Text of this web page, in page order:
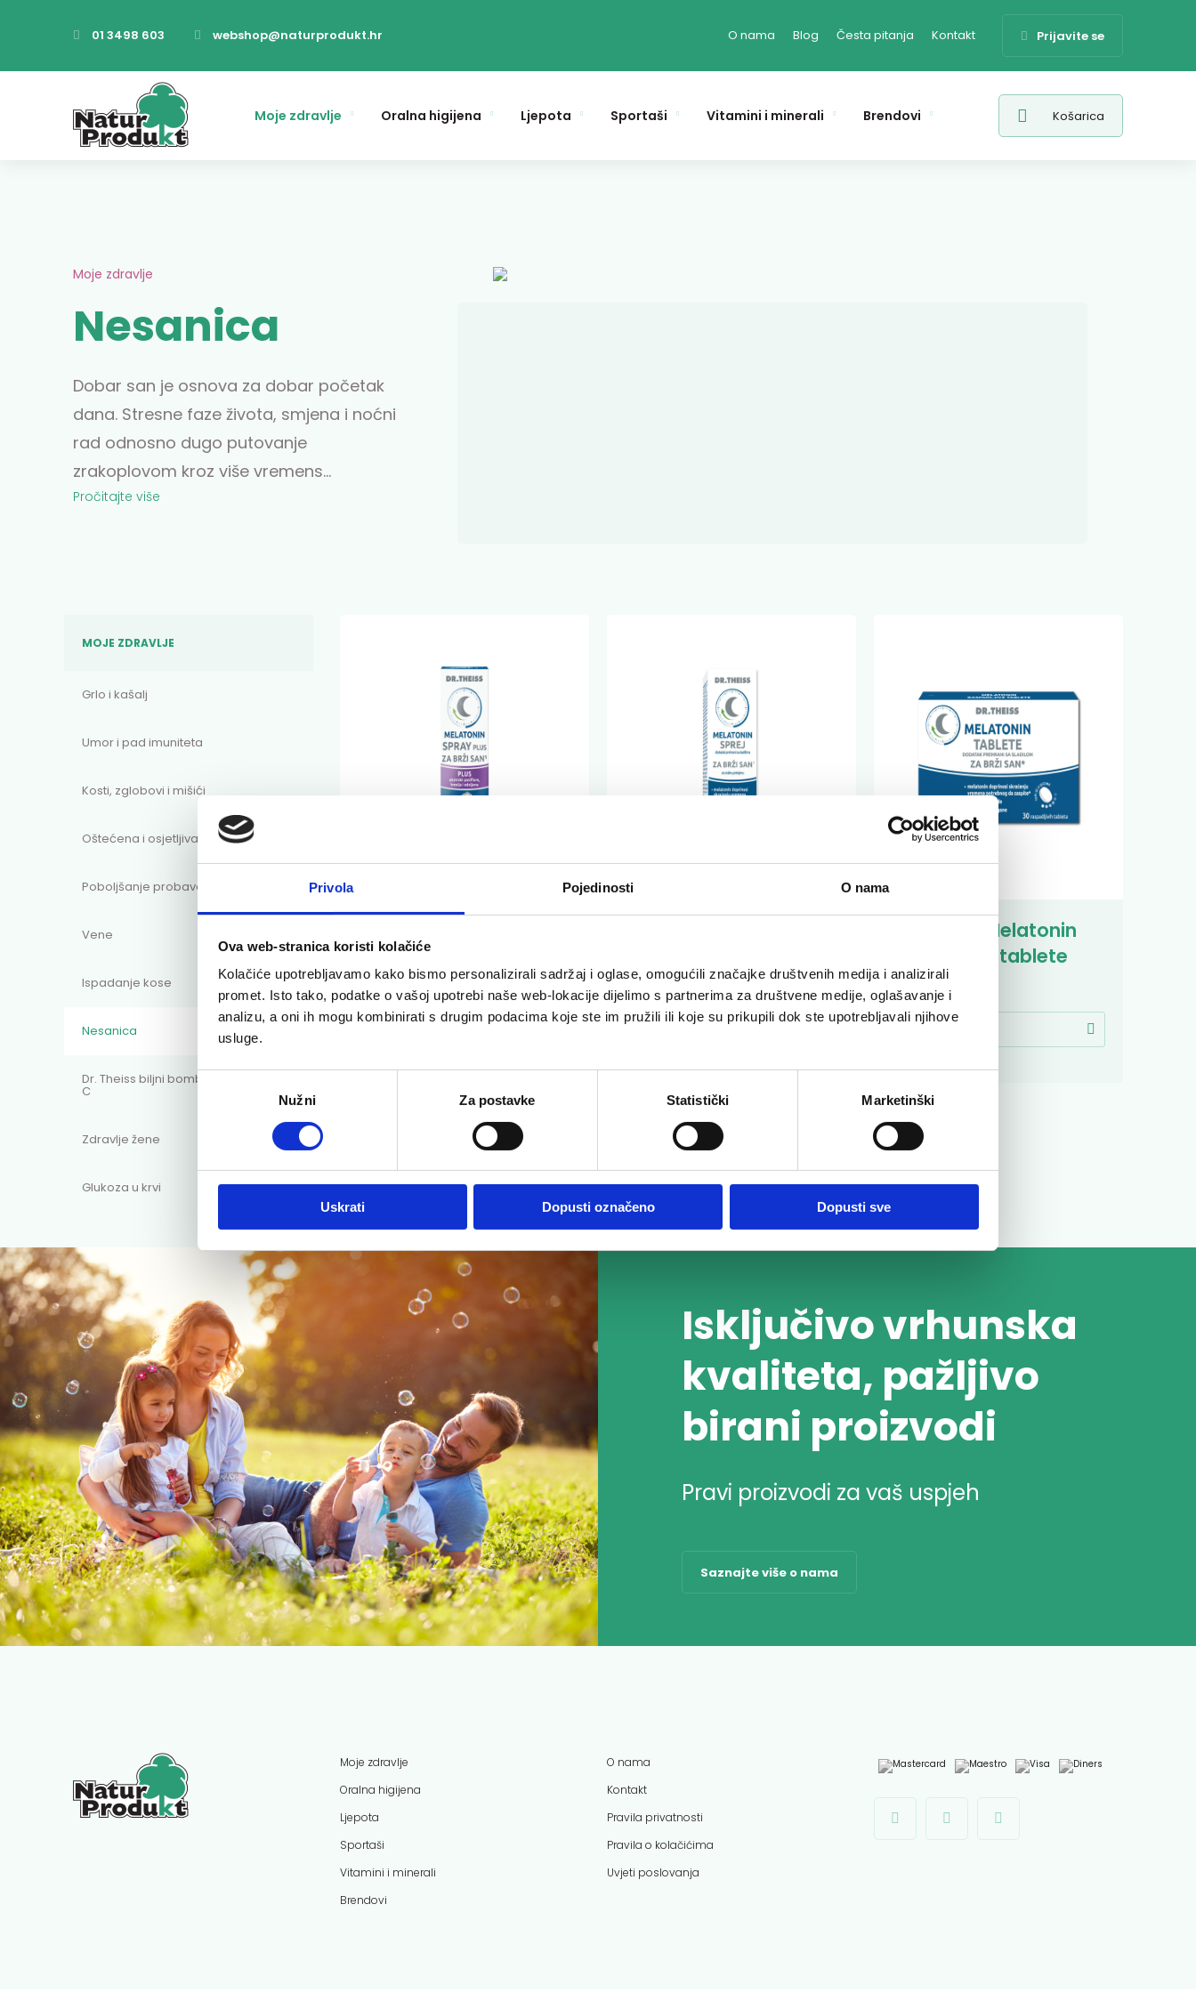
Privola Pojedinosti O nama
Ova web-stranica koristi kolačiće
Kolačiće upotrebljavamo kako bismo personalizirali sadržaj i oglase, omogućili značajke društvenih medija i analizirali
promet. Isto tako, podatke o vašoj upotrebi naše web-lokacije dijelimo s partnerima za društvene medije, oglašavanje i
analizu, a oni ih mogu kombinirati s drugim podacima koje ste im pružili ili koje su prikupili dok ste upotrebljavali njihove
usluge.
Odabir
Nužni Za postavke Statistički Marketinški
Uskrati Dopusti označeno Dopusti sve
01 3498 603 webshop@naturprodukt.hr O nama Blog Česta pitanja Kontakt Prijavite se
Moje zdravlje Oralna higijena Ljepota Sportaši Vitamini i minerali Brendovi Košarica
Moje zdravlje
Nesanica
Dobar san je osnova za dobar početak
dana. Stresne faze života, smjena i noćni
rad odnosno dugo putovanje
zrakoplovom kroz više vremens...
Pročitajte više
MOJE ZDRAVLJE
Grlo i kašalj
Umor i pad imuniteta
Kosti, zglobovi i mišići
Oštećena i osjetljiva koža
Poboljšanje probave
Vene
Ispadanje kose
Nesanica
Dr. Theiss biljni bomboni s vitaminom
C
Zdravlje žene
Glukoza u krvi
sprej PLUS
Nesanica Nesanica
Dr. Theiss Melatonin
raspadljive tablete
Nesanica
9,00 €
Isključivo vrhunska
kvaliteta, pažljivo
birani proizvodi
Pravi proizvodi za vaš uspjeh
Saznajte više o nama
Moje zdravlje
Oralna higijena
Ljepota
Sportaši
Vitamini i minerali
Brendovi
O nama
Kontakt
Pravila privatnosti
Pravila o kolačićima
Uvjeti poslovanja